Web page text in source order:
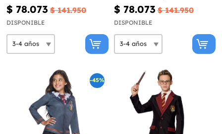
$ 78.073 $ 141.950
DISPONIBLE
$ 78.073 $ 141.950
DISPONIBLE
-45%